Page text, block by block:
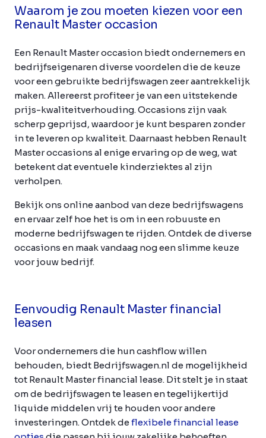
Waarom je zou moeten kiezen voor een
Renault Master occasion
Een Renault Master occasion biedt ondernemers en
bedrijfseigenaren diverse voordelen die de keuze
voor een gebruikte bedrijfswagen zeer aantrekkelijk
maken. Allereerst profiteer je van een uitstekende
prijs-kwaliteitverhouding. Occasions zijn vaak
scherp geprijsd, waardoor je kunt besparen zonder
in te leveren op kwaliteit. Daarnaast hebben Renault
Master occasions al enige ervaring op de weg, wat
betekent dat eventuele kinderziektes al zijn
verholpen.
Bekijk ons online aanbod van deze bedrijfswagens
en ervaar zelf hoe het is om in een robuuste en
moderne bedrijfswagen te rijden. Ontdek de diverse
occasions en maak vandaag nog een slimme keuze
voor jouw bedrijf.
Eenvoudig Renault Master financial
leasen
Voor ondernemers die hun cashflow willen
behouden, biedt Bedrijfswagen.nl de mogelijkheid
tot Renault Master financial lease. Dit stelt je in staat
om de bedrijfswagen te leasen en tegelijkertijd
liquide middelen vrij te houden voor andere
investeringen. Ontdek deflexibele financial lease